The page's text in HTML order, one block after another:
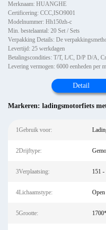
Merknaam: HUANGHE
Certificering: CCC,ISO9001
Modelnummer: Hh150zh-c
Min. bestelaantal: 20 Set / Sets
Verpakking Details: De
Levertijd: 25 werkdagen
Betalingscondities: T/T, L/C, D/P D/A,
Levering vermogen: 6000 eenheden per
Detail
Markeren: ladingsmotorfiets
1Gebruik voor:
2Drijftype:
3Verplaatsing: 151 -
4Lichaamstype: Open
5Grootte: